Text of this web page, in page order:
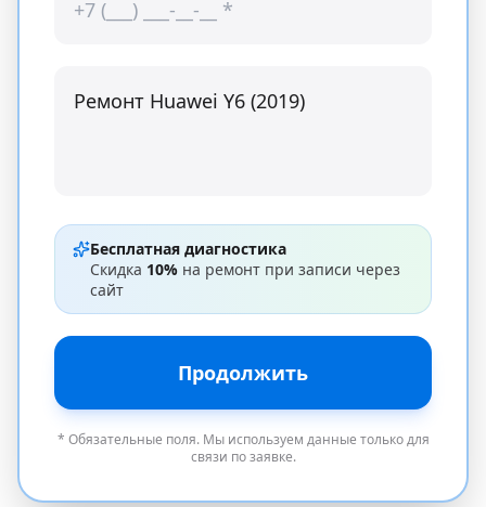
Бесплатная диагностика
Скидка 10% на ремонт при записи через
сайт
Продолжить
* Обязательные поля. Мы используем данные только для
связи по заявке.